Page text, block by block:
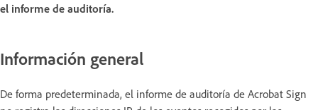
el informe de auditoría.
Información general
De forma predeterminada, el informe de auditoría de Acrobat Sign